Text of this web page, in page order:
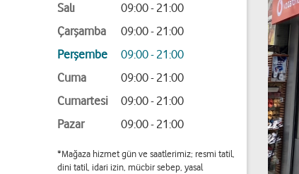
Salı
09:00 - 21:00
Çarşamba
09:00 - 21:00
Perşembe
09:00 - 21:00
Cuma
09:00 - 21:00
Cumartesi
09:00 - 21:00
Pazar
09:00 - 21:00
*Mağaza hizmet gün ve saatlerimiz; resmi tatil,
dini tatil, idari izin, mücbir sebep, yasal